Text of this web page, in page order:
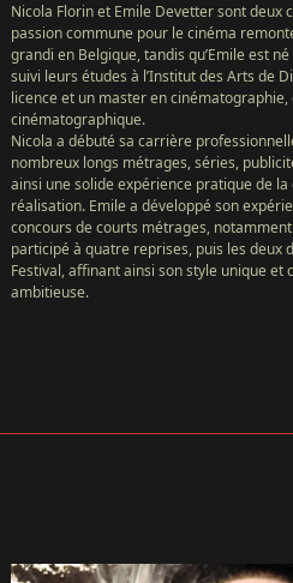
Nicola Florin et Emile Devetter sont deux
passion commune pour le cinéma
grandi en Belgique, tandis qu’Emile est
suivi leurs études à l’Institut des Arts de
licence et un master en
cinématographique.
Nicola a débuté sa carrière
nombreux longs métrages, séries,
ainsi une solide expérience pratique de
réalisation. Emile a développé son
concours de courts métrages,
participé à quatre reprises, puis les deux
Festival, affinant ainsi son style unique
ambitieuse.